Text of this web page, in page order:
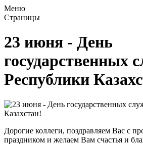
Меню
Страницы
23 июня - День
государственных
Республики
Дорогие коллеги, поздравляем Вас с
праздником и желаем Вам счастья и